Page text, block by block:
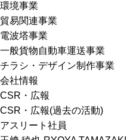
環境事業
貿易関連事業
電波塔事業
一般貨物自動車運送事業
チラシ・デザイン制作事業
会社情報
CSR・広報
CSR・広報(過去の活動)
アスリート社員